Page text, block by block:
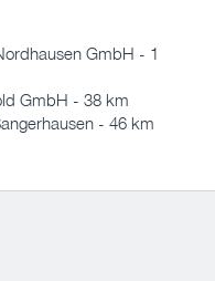
GmbH - 1
GmbH - 38 km
- 46 km